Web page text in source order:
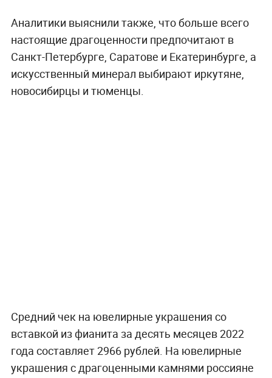
Аналитики выяснили также, что больше всего
настоящие драгоценности предпочитают в
Санкт-Петербурге, Саратове и Екатеринбурге, а
искусственный минерал выбирают иркутяне,
новосибирцы и тюменцы.
Средний чек на ювелирные украшения со
вставкой из фианита за десять месяцев 2022
года составляет 2966 рублей. На ювелирные
украшения с драгоценными камнями россияне